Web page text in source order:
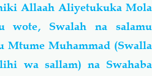
Allaah Aliyetukuka Mola
wote, Swalah na salamu
Mtume Muhammad (Swalla
wa sallam) na Swahaba